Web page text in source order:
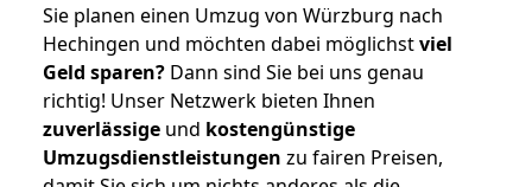
Sie planen einen Umzug von Würzburg nach
Hechingen und möchten dabei möglichstviel
Geld sparen? Dann sind Sie bei uns genau
richtig! Unser Netzwerk bieten Ihnen
zuverlässige und kostengünstige
Umzugsdienstleistungen zu fairen Preisen,